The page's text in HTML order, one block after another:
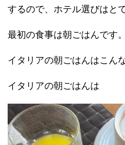
するので、ホテル選びはと
最初の食事は朝ごはんです。
イタリアの朝ごはんはこん
イタリアの朝ごはんは